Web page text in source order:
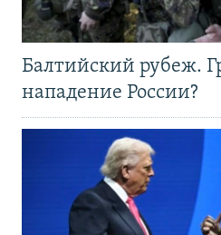
Балтийский рубеж.
нападение России?